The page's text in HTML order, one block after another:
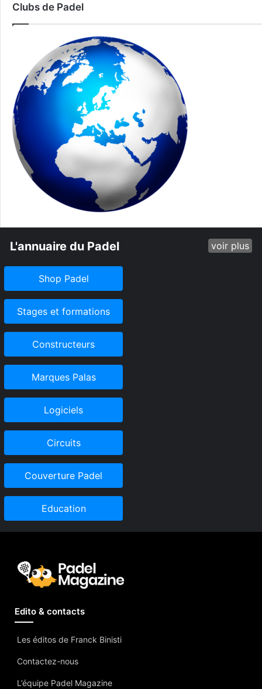
Clubs de Padel
L'annuaire du Padel voir plus
Shop Padel
Stages et formations
Constructeurs
Marques Palas
Logiciels
Circuits
Couverture Padel
Education
Edito & contacts
Les éditos de Franck Binisti
Contactez-nous
L’équipe Padel Magazine